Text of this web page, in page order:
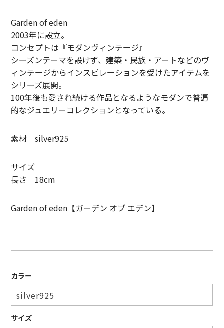
LIFiLL【リフィル】
MIZUNO【ミズノ】
NEZU YOHIN TEN【ネズヨウヒンテン】
New balnace【ニューバランス】
ORuKuBET【オルクベット】
PHIGVEL MAKERS Co.【フィグベル】
Product Twelve【プロダクトトゥエルブ】
Garden of eden
2003年に設立。
コンセプトは『モダンヴィンテージ』
シーズンテーマを設けず、建築・民族・アートなどのヴ
ィンテージからインスピレーションを受けたアイテムを
シリーズ展開。
100年後も愛され続ける作品となるようなモダンで普遍
的なジュエリーコレクションとなっている。
素材 silver925
サイズ
長さ 18cm
Garden of eden【ガーデン オブ エデン】
カラー
サイズ